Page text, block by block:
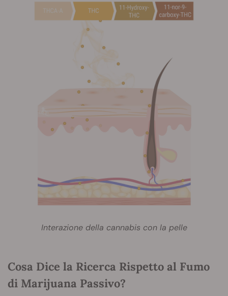
Interazione della cannabis con la pelle
Cosa Dice la Ricerca Rispetto al Fumo
di Marijuana Passivo?